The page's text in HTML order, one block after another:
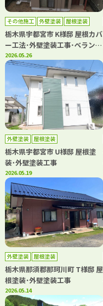
その他施工 外壁塗装
屋根塗装
防水工事
栃木県宇都宮市 K様邸 屋根カバ
ー工法･外壁塗装工事･ベランダ
シート防水工事
2026.05.26
外壁塗装 屋根塗装
栃木県宇都宮市 U様邸 屋根塗
装･外壁塗装工事
2026.05.19
外壁塗装 屋根塗装
栃木県那須郡那珂川町 T様邸 屋
根塗装･外壁塗装工事
2026.05.14